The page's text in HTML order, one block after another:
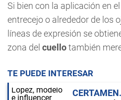
Si bien con la aplicación en
entrecejo o alrededor de los
líneas de expresión se
zona del cuellotambién
TE PUEDE INTERESAR
CERTAMEN